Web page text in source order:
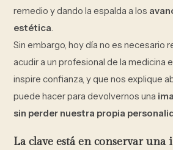
remedio y dando la espalda a los
estética.
Sin embargo, hoy día no es necesario
acudir a un profesional de la medicina
inspire confianza, y que nos explique
puede hacer para devolvernos una
sin perder nuestra propia
Laclave está en conservar una